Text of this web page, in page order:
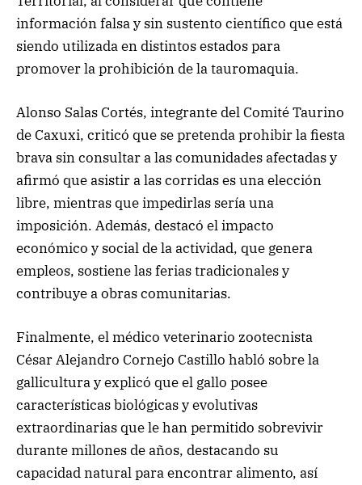
información falsa y sin sustento científico que está
siendo utilizada en distintos estados para
promover la prohibición de la tauromaquia.
Alonso Salas Cortés, integrante del Comité Taurino
de Caxuxi, criticó que se pretenda prohibir la fiesta
brava sin consultar a las comunidades afectadas y
afirmó que asistir a las corridas es una elección
libre, mientras que impedirlas sería una
imposición. Además, destacó el impacto
económico y social de la actividad, que genera
empleos, sostiene las ferias tradicionales y
contribuye a obras comunitarias.
Finalmente, el médico veterinario zootecnista
César Alejandro Cornejo Castillo habló sobre la
gallicultura y explicó que el gallo posee
características biológicas y evolutivas
extraordinarias que le han permitido sobrevivir
durante millones de años, destacando su
capacidad natural para encontrar alimento, así